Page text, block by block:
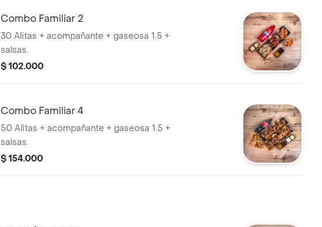
Combo Familiar 2
30 Alitas + acompañante + gaseosa 1.5 +
salsas.
$ 102.000
Combo Familiar 4
50 Alitas + acompañante + gaseosa 1.5 +
salsas.
$ 154.000